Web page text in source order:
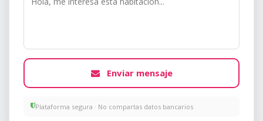
Enviar mensaje
Plataforma segura · No compartas datos bancarios